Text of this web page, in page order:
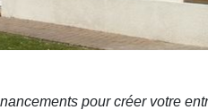
pour créer votre